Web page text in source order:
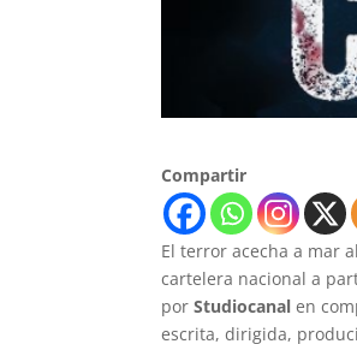
Compartir
El terror acecha a mar
cartelera nacional a
porStudiocanal en
escrita, dirigida,